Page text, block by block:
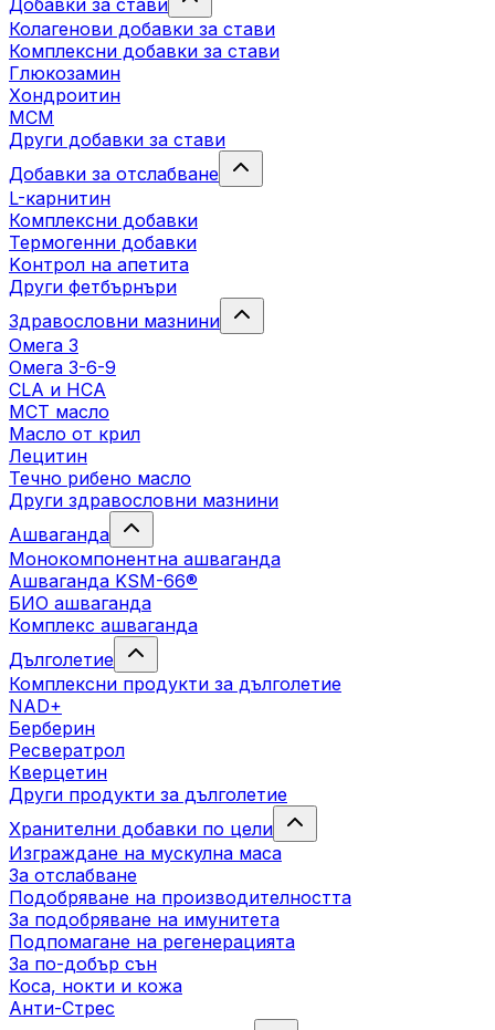
Добавки за стави
Колагенови добавки за стави
Комплексни добавки за стави
Глюкозамин
Хондроитин
МСМ
Други добавки за стави
Добавки за отслабване
L-карнитин
Комплексни добавки
Термогенни добавки
Kонтрол на апетита
Други фетбърнъри
Здравословни мазнини
Омега 3
Омега 3-6-9
CLA и HCA
МСТ масло
Масло от крил
Лецитин
Течно рибено масло
Други здравословни мазнини
Ашваганда
Монокомпонентна ашваганда
Ашваганда KSM-66®
БИО ашваганда
Комплекс ашваганда
Дълголетие
Комплексни продукти за дълголетие
NAD+
Берберин
Ресвератрол
Кверцетин
Други продукти за дълголетие
Хранителни добавки по цели
Изграждане на мускулна маса
За отслабване
Подобряване на производителността
За подобряване на имунитета
Подпомагане на регенерацията
За по-добър сън
Коса, нокти и кожа
Анти-Стрес